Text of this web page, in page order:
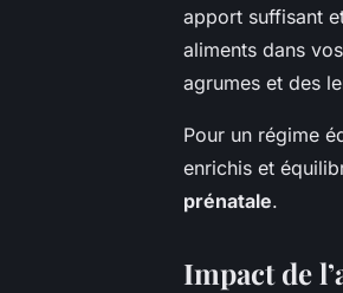
apport suffisant
aliments dans
agrumes et des
Pour un régime
enrichis et
prénatale.
Impact de